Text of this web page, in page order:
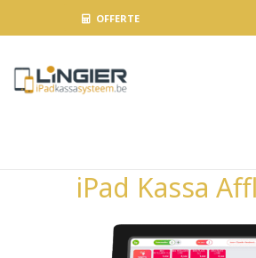
OFFERTE
iPad Kassa